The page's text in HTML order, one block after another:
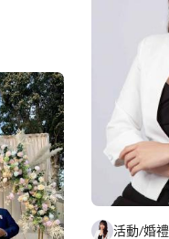
活動/婚